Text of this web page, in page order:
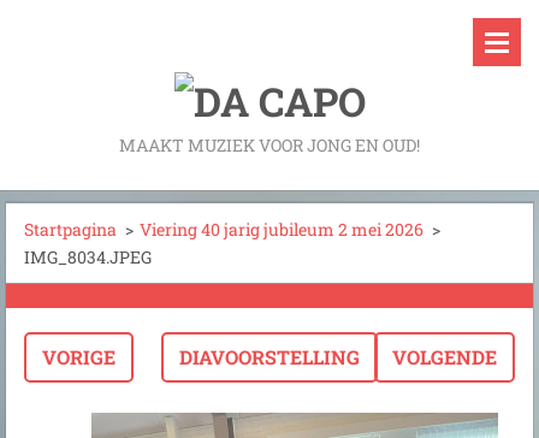
MAAKT MUZIEK VOOR JONG EN OUD!
Startpagina > Viering 40 jarig jubileum 2 mei 2026 >
IMG_8034.JPEG
VORIGE DIAVOORSTELLING VOLGENDE